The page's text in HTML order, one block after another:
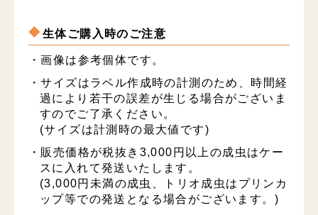
生体ご購入時のご注意
・画像は参考個体です。
・サイズはラベル作成時の計測のため、時間経
過により若干の誤差が生じる場合がございま
すのでご了承ください。
(サイズは計測時の最大値です)
・販売価格が税抜き3,000円以上の成虫はケー
スに入れて発送いたします。
(3,000円未満の成虫、トリオ成虫はプリンカ
ップ等での発送となる場合がございます。)